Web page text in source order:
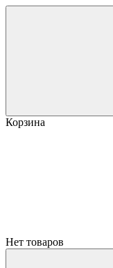
Корзина
Нет товаров